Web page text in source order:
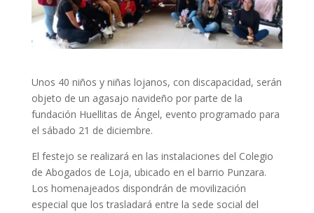
Unos 40 niños y niñas lojanos, con discapacidad, serán
objeto de un agasajo navideño por parte de la
fundación Huellitas de Ángel, evento programado para
el sábado 21 de diciembre.
El festejo se realizará en las instalaciones del Colegio
de Abogados de Loja, ubicado en el barrio Punzara.
Los homenajeados dispondrán de movilización
especial que los trasladará entre la sede social del